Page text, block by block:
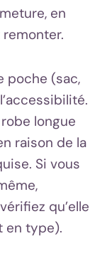
en
poche (sac,
longue
raison de la
Si vous
qu’elle
en type).